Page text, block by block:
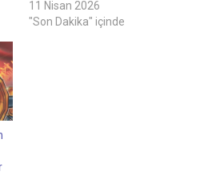
11 Nisan 2026
"Son Dakika" içinde